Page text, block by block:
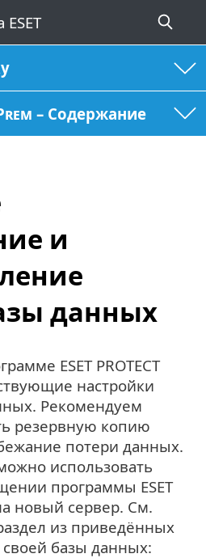
Prem – Содержание
и
данных
ESET PROTECT
настройки
Рекомендуем
резервную копию
потери данных.
использовать
программы ESET
новый сервер. См.
из приведённых
базы данных: